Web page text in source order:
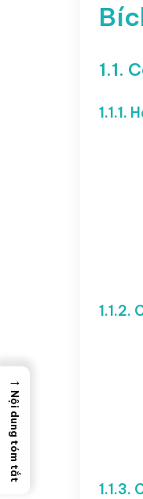
1.1.
1.1.1.
1.1.2.
1.1.3.
→
Nội dung tóm tắt